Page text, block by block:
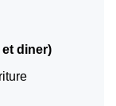
diner)